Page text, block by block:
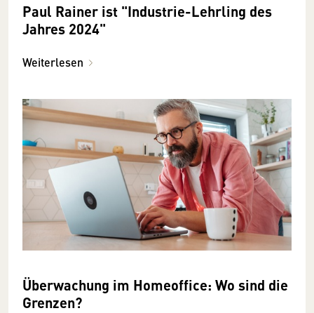
Paul Rainer ist "Industrie-Lehrling des
Jahres 2024"
Weiterlesen
Überwachung im Homeoffice: Wo sind die
Grenzen?